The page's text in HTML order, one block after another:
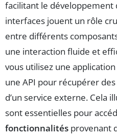
facilitant le développement
interfaces jouent un rôle
entre différents
une interaction fluide et
vous utilisez une
une API pour récupérer
d’un service externe. Cela
sont essentielles pour
fonctionnalités provenant